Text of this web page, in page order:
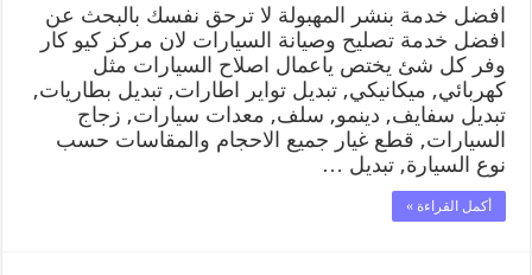
افضل خدمة بنشر المهبولة لا ترحق نفسك بالبحث عن
افضل خدمة تصليح وصيانة السيارات لان مركز كيو كار
وفر كل شئ يختص ياعمال اصلاح السيارات مثل
كهربائي, ميكانيكي, تبديل تواير اطارات, تبديل بطاريات,
تبديل سفايف, دينمو, سلف, معدات سيارات, زجاج
السيارات, قطع غيار جميع الاحجام والمقاسات حسب
نوع السيارة, تبديل …
أكمل القراءة »